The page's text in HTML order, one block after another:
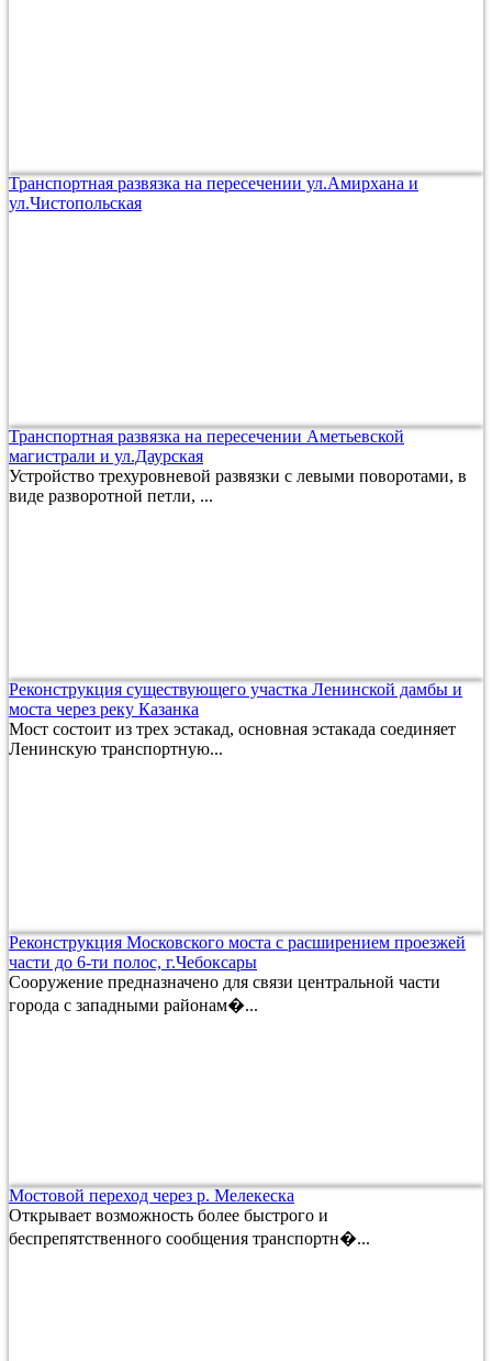
Транспортная развязка на пересечении ул.Амирхана и
ул.Чистопольская
Транспортная развязка на пересечении Аметьевской
магистрали и ул.Даурская
Устройство трехуровневой развязки с левыми поворотами, в
виде разворотной петли, ...
Реконструкция существующего участка Ленинской дамбы и
моста через реку Казанка
Мост состоит из трех эстакад, основная эстакада соединяет
Ленинскую транспортную...
Реконструкция Московского моста с расширением проезжей
части до 6-ти полос, г.Чебоксары
Сооружение предназначено для связи центральной части
города с западными районам�...
Мостовой переход через р. Мелекеска
Открывает возможность более быстрого и
беспрепятственного сообщения транспортн�...